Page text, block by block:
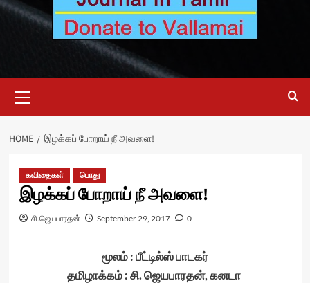
Menu
HOME இழக்கப் போறாய் நீ அவளை!
கவிதைகள் பொது
இழக்கப் போறாய் நீ அவளை!
சி.ஜெயபாரதன் September 29, 2017 0
மூலம் : பீட்டில்ஸ் பாடகர்
தமிழாக்கம் : சி. ஜெயபாரதன், கனடா